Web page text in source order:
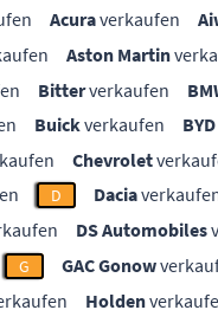
Acuraverkaufen
Aston Martin
Bitterverkaufen
Buickverkaufen BYD
Chevrolet
D Dacia
DS Automobiles
G GAC Gonow
Holden